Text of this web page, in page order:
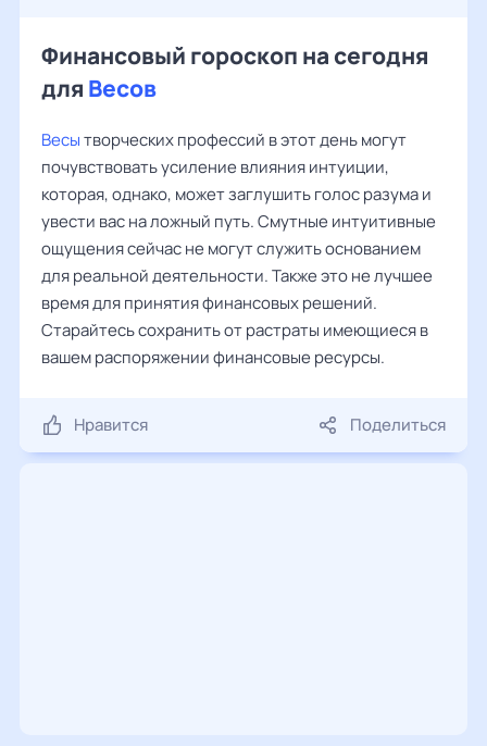
Финансовый гороскоп на сегодня
для Весов
Весытворческих профессий в этот день могут
почувствовать усиление влияния интуиции,
которая, однако, может заглушить голос разума и
увести вас на ложный путь. Смутные интуитивные
ощущения сейчас не могут служить основанием
для реальной деятельности. Также это не лучшее
время для принятия финансовых решений.
Старайтесь сохранить от растраты имеющиеся в
вашем распоряжении финансовые ресурсы.
Нравится Поделиться